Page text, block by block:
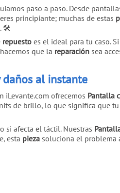
paso a paso. Desde
principiante; muchas de estas
🛠️
repuesto es el ideal para tu caso.
que la reparación sea
daños al instante
iLevante.com ofrecemos Pantalla
de brillo, lo que significa que tu
si afecta el táctil. Nuestras
esta pieza soluciona el problema